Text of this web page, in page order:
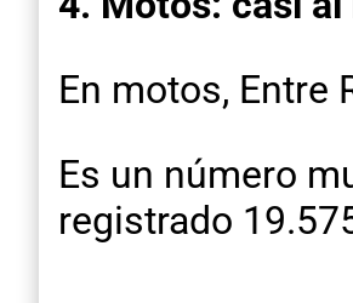
En motos, Entre
Es un número
registrado